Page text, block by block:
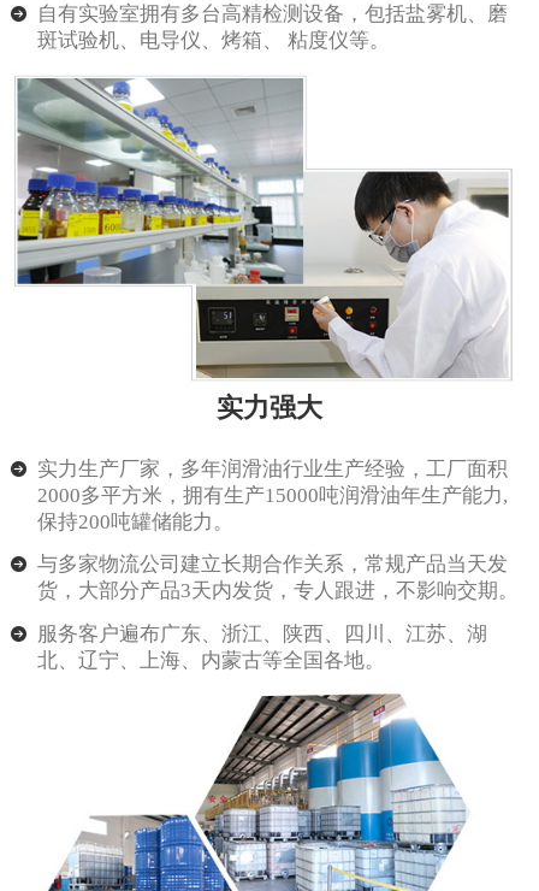
自有实验室拥有多台高精检测设备，包括盐雾机、磨
斑试验机、电导仪、烤箱、 粘度仪等。
实力强大
实力生产厂家，多年润滑油行业生产经验，工厂面积
2000多平方米，拥有生产15000吨润滑油年生产能力,
保持200吨罐储能力。
与多家物流公司建立长期合作关系，常规产品当天发
货，大部分产品3天内发货，专人跟进，不影响交期。
服务客户遍布广东、浙江、陕西、四川、江苏、湖
北、辽宁、上海、内蒙古等全国各地。